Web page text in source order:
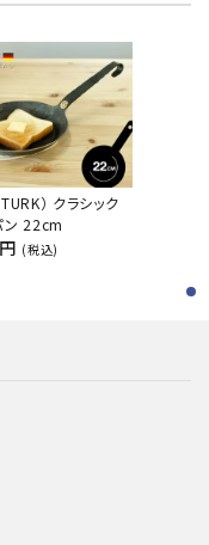
） クラシック
ン 22cm
(税込)